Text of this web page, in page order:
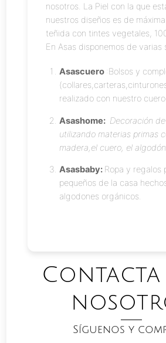
nosotros. La Piel con la que
nuestros diseños es de
teñida con tintes vegetales,
En Asas disponemos de varias
Asascuero :Bolsos y
realizado con nuestro
Asashome: Decoración
utilizando materias primas
madera,el cuero, el algodón
Asasbaby: Ropa y regalos
pequeños de la casa
algodones orgánicos.
Síguenos y